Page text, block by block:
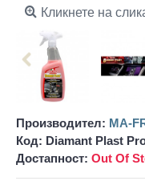
Кликнете на
Производител: MA-
Код: Diamant Plast
Достапност: Out Of